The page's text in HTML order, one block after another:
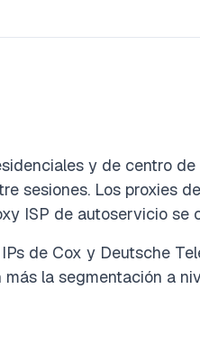
y de centro
sesiones. Los proxies
ISP de autoservicio se
de Cox y Deutsche
la segmentación a